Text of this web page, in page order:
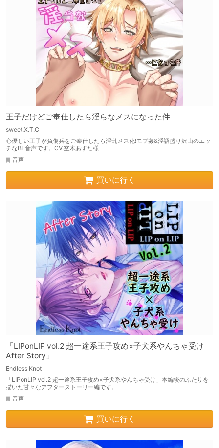
王子だけどご奉仕したら淫らなメスになった件
sweet.X.T.C
心優しい王子が負傷兵をご奉仕したら淫乱メス化!モブ姦&淫語盛り沢山のエッ
チなBL音声です。CV.空木あすた様
音声
買いに行く
「LIPonLIP vol.2 超一途系王子攻め×子犬系やんちゃ受け
After Story」
Endless Knot
「LIPonLIP vol.2 超一途系王子攻め×子犬系やんちゃ受け」本編後のふたりを
描いた甘々なアフターストーリー編です。
音声
買いに行く